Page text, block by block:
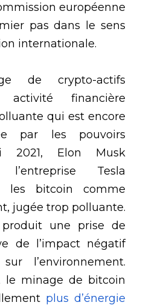
européenne
pas dans le sens
internationale.
de crypto-actifs
activité financière
qui est encore
par les pouvoirs
2021, Elon Musk
Tesla
les bitcoin comme
jugée trop polluante.
une prise de
de l’impact négatif
l’environnement.
le minage de bitcoin
plus d’énergie